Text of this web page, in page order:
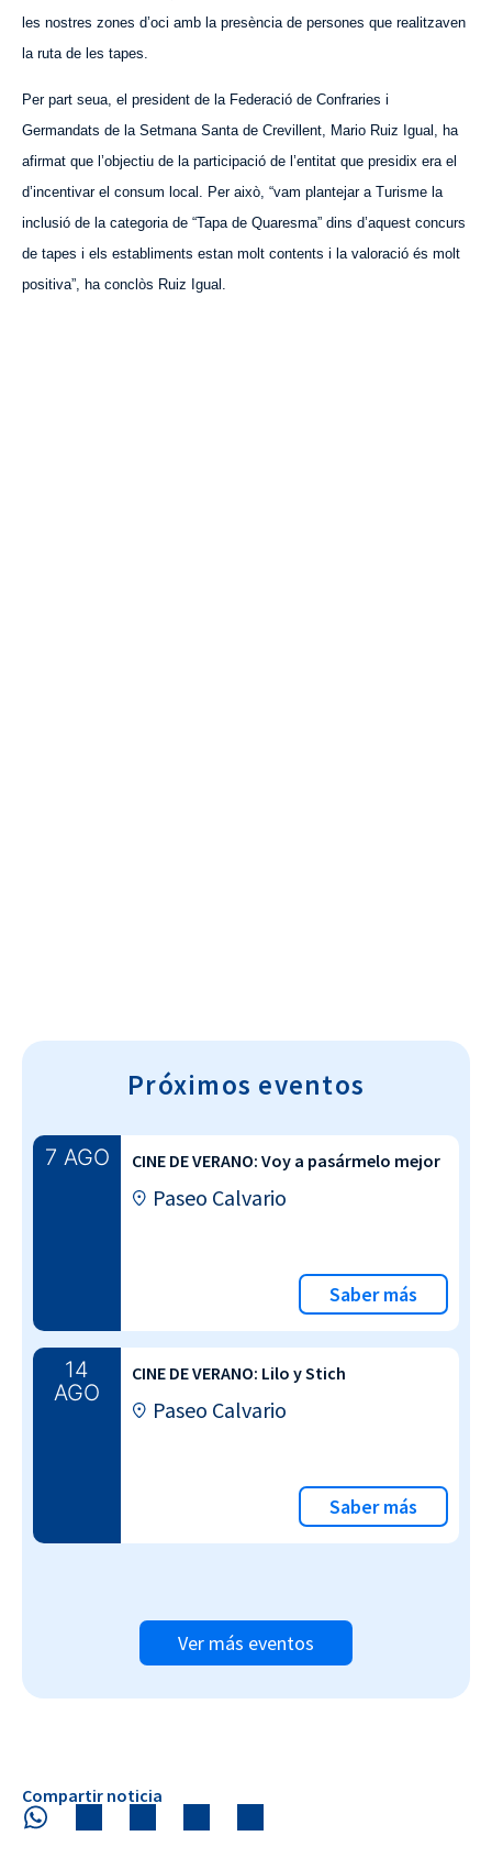
les nostres zones d’oci amb la presència de persones que realitzaven
la ruta de les tapes.
Per part seua, el president de la Federació de Confraries i
Germandats de la Setmana Santa de Crevillent, Mario Ruiz Igual, ha
afirmat que l’objectiu de la participació de l’entitat que presidix era el
d’incentivar el consum local . Per això, “vam plantejara Turisme la
inclusió de la categoria de “Tapa de Quaresma” dins d’aquest concurs
de tapes i els establiments estan molt contents i la valoració és molt
positiva”, ha conclòs Ruiz Igual.
Próximos eventos
7 AGO CINE DE VERANO: Voy a pasármelo mejor
Paseo Calvario
Saber más
14
AGO
CINE DE VERANO: Lilo y Stich
Paseo Calvario
Saber más
Ver más eventos
Compartir noticia